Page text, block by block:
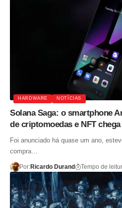
HARDWARE NOTÍCIAS
Solana Saga: o smartphone
de criptomoedas e NFT
Foi anunciado há quase um ano,
compra…
Por:Ricardo Durand Tempo de